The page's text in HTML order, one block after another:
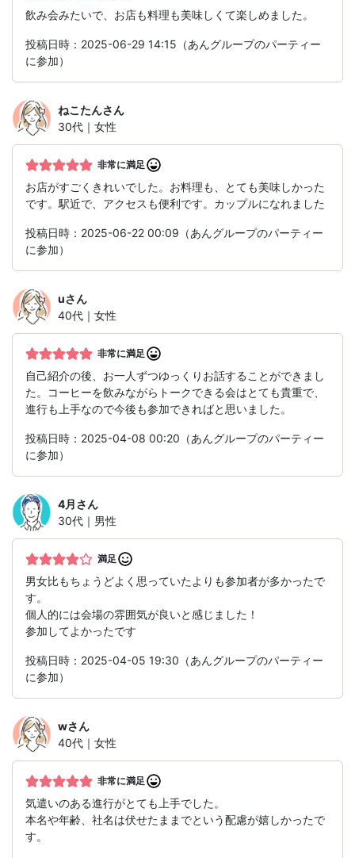
飲み会みたいで、お店も料理も美味しくて楽しめました。
投稿日時：2025-06-29 14:15（あんグループのパーティー
に参加）
ねこたんさん
30代｜女性
非常に満足
お店がすごくきれいでした。お料理も、とても美味しかった
です。駅近で、アクセスも便利です。カップルになれました
投稿日時：2025-06-22 00:09（あんグループのパーティー
に参加）
uさん
40代｜女性
非常に満足
自己紹介の後、お一人ずつゆっくりお話することができまし
た。コーヒーを飲みながらトークできる会はとても貴重で、
進行も上手なので今後も参加できればと思いました。
投稿日時：2025-04-08 00:20（あんグループのパーティー
に参加）
4月さん
30代｜男性
満足
男女比もちょうどよく思っていたよりも参加者が多かったで
す。
個人的には会場の雰囲気が良いと感じました！
参加してよかったです
投稿日時：2025-04-05 19:30（あんグループのパーティー
に参加）
wさん
40代｜女性
非常に満足
気遣いのある進行がとても上手でした。
本名や年齢、社名は伏せたままでという配慮が嬉しかったで
す。